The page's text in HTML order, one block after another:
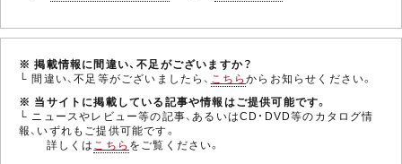
※ 掲載情報に間違い、不足がございますか？
└ 間違い、不足等がございましたら、 こちらからお知らせください。
※ 当サイトに掲載している記事や情報はご提供可能です。
└ ニュースやレビュー等の記事、あるいはCD・DVD等のカタログ情
報、いずれもご提供可能です。
詳しくはこちら をご覧ください。